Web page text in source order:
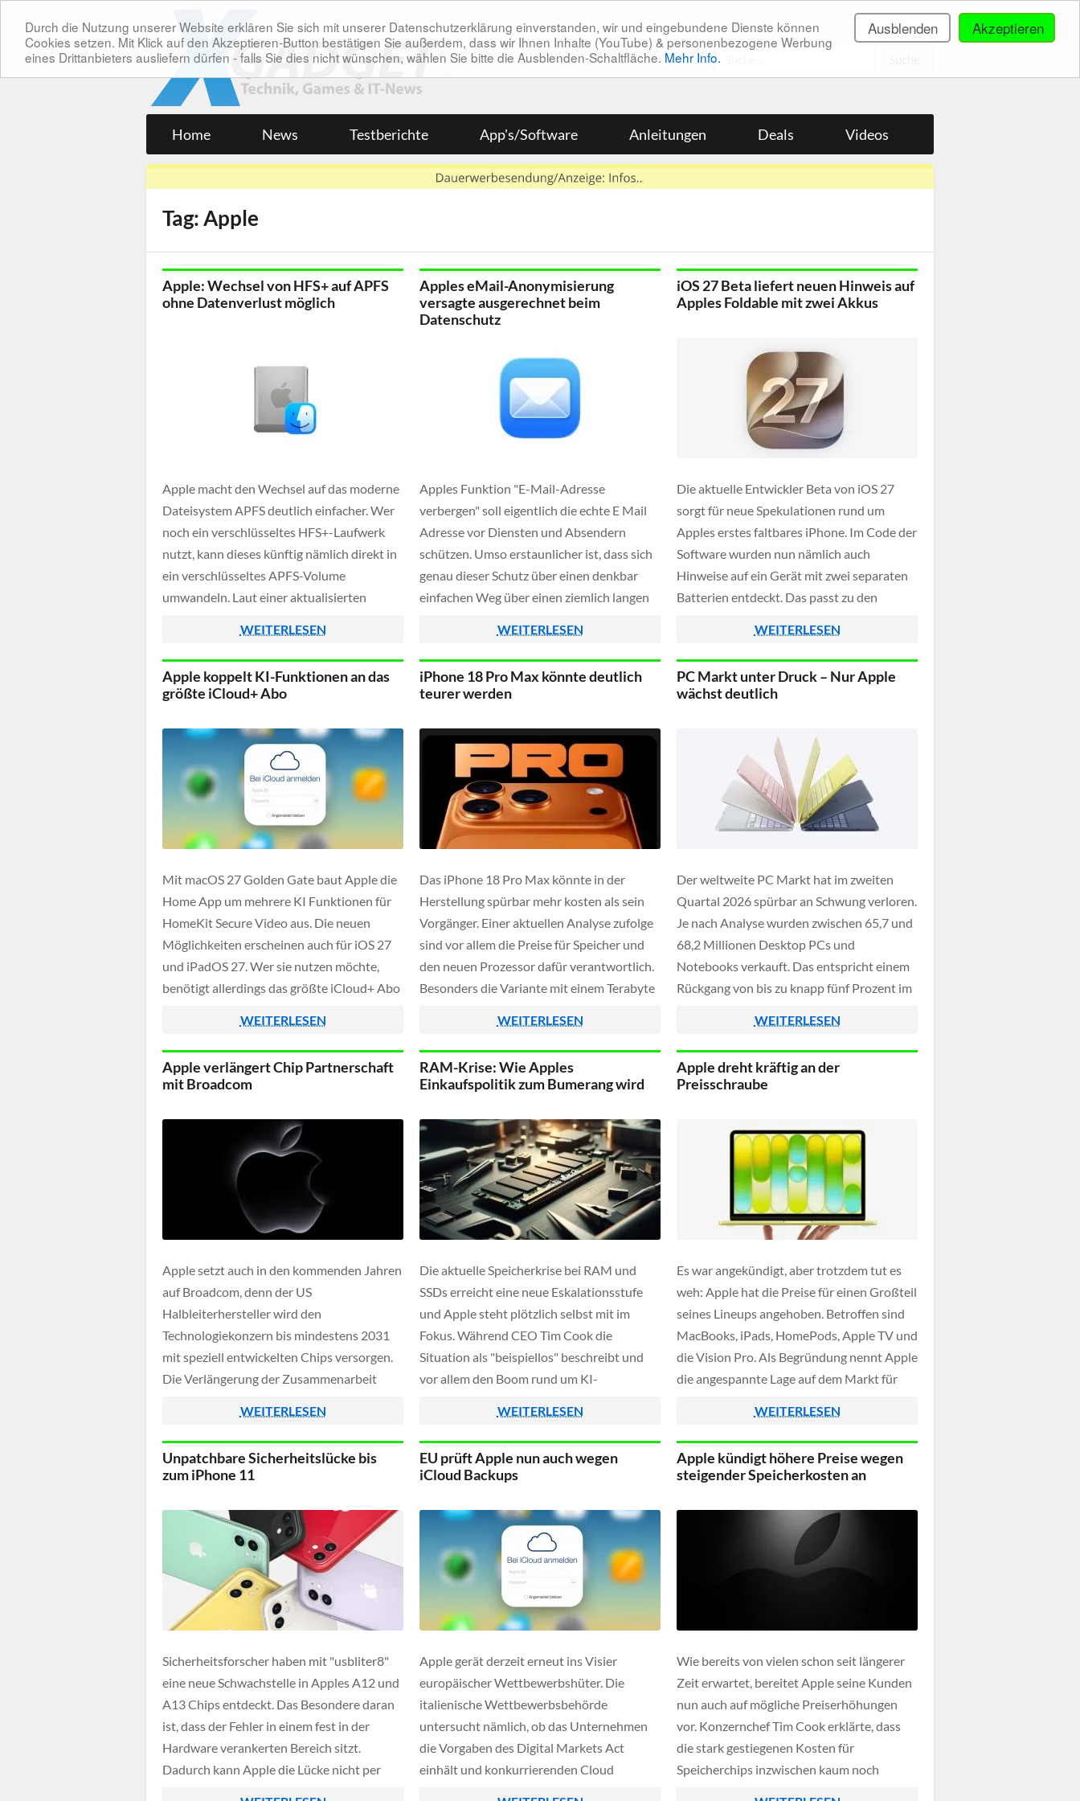
Akzeptieren
Ausblenden
Durch die Nutzung unserer Website erklären Sie sich mit unserer Datenschutzerklärung einverstanden, wir und eingebundene Dienste können
Cookies setzen. Mit Klick auf den Akzeptieren-Button bestätigen Sie außerdem, dass wir Ihnen Inhalte (YouTube) & personenbezogene Werbung
eines Drittanbieters ausliefern dürfen - falls Sie dies nicht wünschen, wählen Sie bitte die Ausblenden-Schaltfläche. Mehr Info.
Home News Testberichte App's/Software Anleitungen Deals Videos
Tag: Apple
Apple: Wechsel von HFS+ auf APFS
ohne Datenverlust möglich
Apple macht den Wechsel auf das moderne
Dateisystem APFS deutlich einfacher. Wer
noch ein verschlüsseltes HFS+-Laufwerk
nutzt, kann dieses künftig nämlich direkt in
ein verschlüsseltes APFS-Volume
umwandeln. Laut einer aktualisierten
die vorhandenen Daten als auch die
Verschlüsselung erhalten. Ein vorheriges
Entschlüsseln oder vollständiges Löschen
des Datenträgers ist also nicht mehr
erforderlich.
WEITERLESEN
Apples eMail-Anonymisierung
versagte ausgerechnet beim
Datenschutz
Apples Funktion "E-Mail-Adresse
verbergen" soll eigentlich die echte E Mail
Adresse vor Diensten und Absendern
schützen. Umso erstaunlicher ist, dass sich
genau dieser Schutz über einen denkbar
einfachen Weg über einen ziemlich langen
eindeutig als Spam erkennbare Nachricht
an eine Alias-Adresse geschickt und vom
Server zurückgewiesen, tauchte in der
WEITERLESEN
iOS 27 Beta liefert neuen Hinweis auf
Apples Foldable mit zwei Akkus
Die aktuelle Entwickler Beta von iOS 27
sorgt für neue Spekulationen rund um
Apples erstes faltbares iPhone. Im Code der
Software wurden nun nämlich auch
Hinweise auf ein Gerät mit zwei separaten
Batterien entdeckt. Das passt zu den
und könnte ein weiterer Baustein auf dem
Weg zu Apples neuer […]
WEITERLESEN
Apple koppelt KI-Funktionen an das
größte iCloud+ Abo
Mit macOS 27 Golden Gate baut Apple die
Home App um mehrere KI Funktionen für
HomeKit Secure Video aus. Die neuen
Möglichkeiten erscheinen auch für iOS 27
und iPadOS 27. Wer sie nutzen möchte,
benötigt allerdings das größte iCloud+ Abo
Release Notes der dritten Beta hat Apple
[…]
WEITERLESEN
iPhone 18 Pro Max könnte deutlich
teurer werden
Das iPhone 18 Pro Max könnte in der
Herstellung spürbar mehr kosten als sein
Vorgänger. Einer aktuellen Analyse zufolge
sind vor allem die Preise für Speicher und
den neuen Prozessor dafür verantwortlich.
Besonders die Variante mit einem Terabyte
Produktion sein als bisher.
WEITERLESEN
PC Markt unter Druck – Nur Apple
wächst deutlich
Der weltweite PC Markt hat im zweiten
Quartal 2026 spürbar an Schwung verloren.
Je nach Analyse wurden zwischen 65,7 und
68,2 Millionen Desktop PCs und
Notebooks verkauft. Das entspricht einem
Rückgang von bis zu knapp fünf Prozent im
sind vor allem die stark gestiegenen Preise
für Arbeitsspeicher und SSDs, die […]
WEITERLESEN
Apple verlängert Chip Partnerschaft
mit Broadcom
Apple setzt auch in den kommenden Jahren
auf Broadcom, denn der US
Halbleiterhersteller wird den
Technologiekonzern bis mindestens 2031
mit speziell entwickelten Chips versorgen.
Die Verlängerung der Zusammenarbeit
Planungssicherheit und unterstreicht die
enge Partnerschaft der Unternehmen.
WEITERLESEN
RAM-Krise: Wie Apples
Einkaufspolitik zum Bumerang wird
Die aktuelle Speicherkrise bei RAM und
SSDs erreicht eine neue Eskalationsstufe
und Apple steht plötzlich selbst mit im
Fokus. Während CEO Tim Cook die
Situation als "beispiellos" beschreibt und
vor allem den Boom rund um KI-
Industrie auf ein komplexeres Problem hin:
strukturelle Versäumnisse aus der
Vergangenheit.
WEITERLESEN
Apple dreht kräftig an der
Preisschraube
Es war angekündigt, aber trotzdem tut es
weh: Apple hat die Preise für einen Großteil
seines Lineups angehoben. Betroffen sind
MacBooks, iPads, HomePods, Apple TV und
die Vision Pro. Als Begründung nennt Apple
die angespannte Lage auf dem Markt für
Erklärung, die man akzeptieren kann oder
nicht, die aber wenig […]
WEITERLESEN
Unpatchbare Sicherheitslücke bis
zum iPhone 11
Sicherheitsforscher haben mit "usbliter8"
eine neue Schwachstelle in Apples A12 und
A13 Chips entdeckt. Das Besondere daran
ist, dass der Fehler in einem fest in der
Hardware verankerten Bereich sitzt.
Dadurch kann Apple die Lücke nicht per
EU prüft Apple nun auch wegen
iCloud Backups
Apple gerät derzeit erneut ins Visier
europäischer Wettbewerbshüter. Die
italienische Wettbewerbsbehörde
untersucht nämlich, ob das Unternehmen
die Vorgaben des Digital Markets Act
einhält und konkurrierenden Cloud
Apple kündigt höhere Preise wegen
steigender Speicherkosten an
Wie bereits von vielen schon seit längerer
Zeit erwartet, bereitet Apple seine Kunden
nun auch auf mögliche Preiserhöhungen
vor. Konzernchef Tim Cook erklärte, dass
die stark gestiegenen Kosten für
Speicherchips inzwischen kaum noch